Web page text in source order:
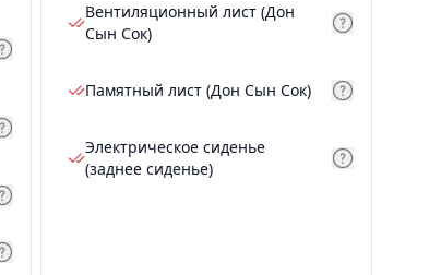
Вентиляционный лист (Дон
Сын Сок)
Памятный лист (Дон Сын Сок)
Электрическое сиденье
(заднее сиденье)